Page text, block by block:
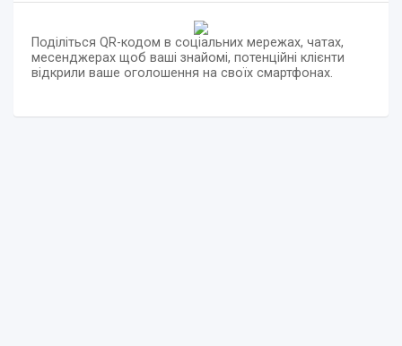
Поділіться QR-кодом в соціальних мережах, чатах,
месенджерах щоб ваші знайомі, потенційні клієнти
відкрили ваше оголошення на своїх смартфонах.